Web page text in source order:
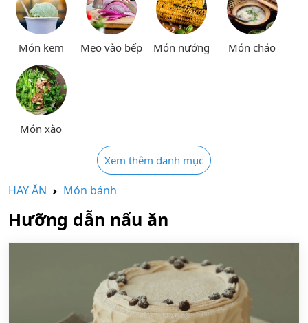
Món kem Mẹo vào bếp Món nướng Món cháo
Món xào
Xem thêm danh mục
HAY ĂN Món bánh
Hưỡng dẫn nấu ăn